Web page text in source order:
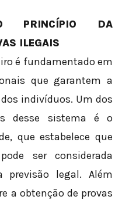
PRINCÍPIO DA
ILEGAIS
é fundamentado em
que garantem a
indivíduos. Um dos
desse sistema é o
que estabelece que
ser considerada
legal. Além
a obtenção de provas